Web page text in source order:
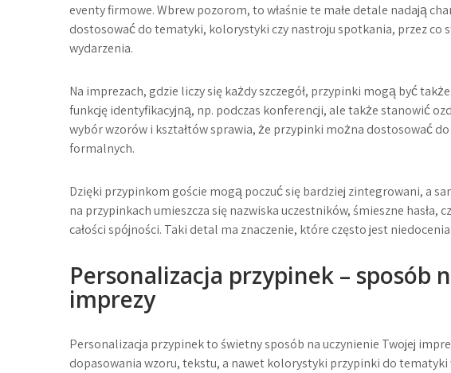
eventy firmowe. Wbrew pozorom, to właśnie te małe detale nadają
dostosować do tematyki, kolorystyki czy nastroju spotkania, przez co
wydarzenia.
Na imprezach, gdzie liczy się każdy szczegół, przypinki mogą być
funkcję identyfikacyjną, np. podczas konferencji, ale także stanowić
wybór wzorów i kształtów sprawia, że przypinki można dostosować
formalnych.
Dzięki przypinkom goście mogą poczuć się bardziej zintegrowani, a
na przypinkach umieszcza się nazwiska uczestników, śmieszne hasła,
całości spójności. Taki detal ma znaczenie, które często jest
Personalizacja przypinek – sposób
imprezy
Personalizacja przypinek to świetny sposób na uczynienie Twojej
dopasowania wzoru, tekstu, a nawet kolorystyki przypinki do